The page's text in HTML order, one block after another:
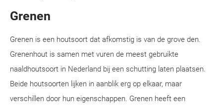
Grenen
Grenen is een houtsoort dat afkomstig is van de grove den.
Grenenhout is samen met vuren de meest gebruikte
naaldhoutsoort in Nederland bij een schutting laten plaatsen.
Beide houtsoorten lijken in aanblik erg op elkaar, maar
verschillen door hun eigenschappen. Grenen heeft een